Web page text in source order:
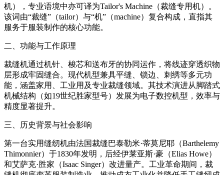
机），专业语境中亦可译为Tailor's Machine（裁缝专用机）。
该词由“裁缝”（tailor）与“机”（machine）复合构成，直指其
服务于服装制作的核心功能。
二、功能与工作原理
裁缝机通过机针、梭芯和送布牙的协同运作，将线迹穿透织物
层形成牢固缝合。现代机型兼具平缝、锁边、刺绣等多元功
能，涵盖家用、工业用及专业裁缝领域。其技术演进从脚踏式
机械结构（如19世纪胜家型号）发展为电子数控机型，效率与
精度显著提升。
三、历史背景与社会影响
第一台实用缝纫机由法国裁缝巴泰勒米·蒂莫尼耶（Barthelemy
Thimonnier）于1830年发明，后经伊莱亚斯·豪（Elias Howe）
和艾萨克·胜家（Isaac Singer）改进量产。工业革命期间，裁